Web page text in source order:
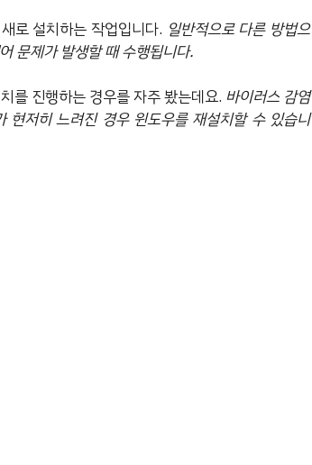
로 설치하는 작업입니다. 일반적으로 다른 방법으
문제가 발생할 때 수행됩니다.
를 진행하는 경우를 자주 봤는데요. 바이러스 감염
저히 느려진 경우 윈도우를 재설치할 수 있습니